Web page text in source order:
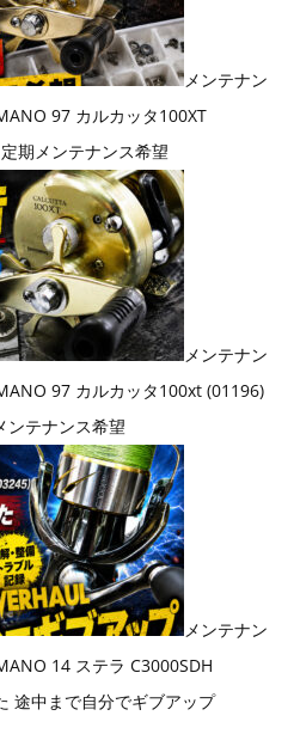
メンテナン
97 カルカッタ100XT
期メンテナンス希望
メンテナン
97 カルカッタ100xt (01196)
ンテナンス希望
メンテナン
14 ステラ C3000SDH
途中まで自分でギブアップ